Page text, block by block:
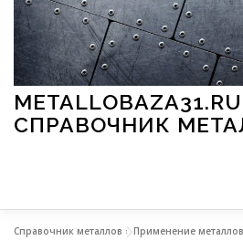
Перейти к содержимому
СПРАВОЧНИК
Справочник металлов »Применение металлов